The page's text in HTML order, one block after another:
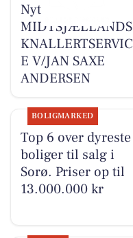
Nyt fra
MIDTSJÆLLANDS
KNALLERTSERVIC
E V/JAN SAXE
ANDERSEN
BOLIGMARKED
Top 6 over dyreste
boliger til salg i
Sorø. Priser op til
13.000.000 kr